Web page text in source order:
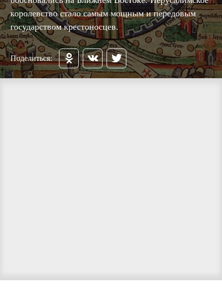
королевство стало самым мощным и передовым
государством крестоносцев.
Поделиться: